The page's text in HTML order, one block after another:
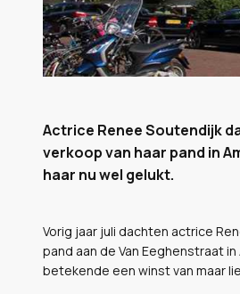
Actrice Renee Soutendijk
verkoop van haar pand in
haar nu wel gelukt.
Vorig jaar juli dachten actrice
pand aan de Van Eeghenstraat
betekende een winst van maar